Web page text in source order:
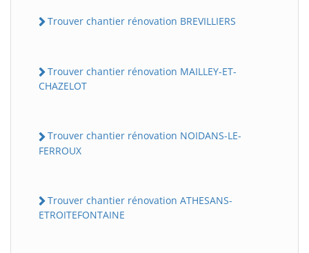
Trouver chantier rénovation BREVILLIERS
Trouver chantier rénovation MAILLEY-ET-
CHAZELOT
Trouver chantier rénovation NOIDANS-LE-
FERROUX
Trouver chantier rénovation ATHESANS-
ETROITEFONTAINE